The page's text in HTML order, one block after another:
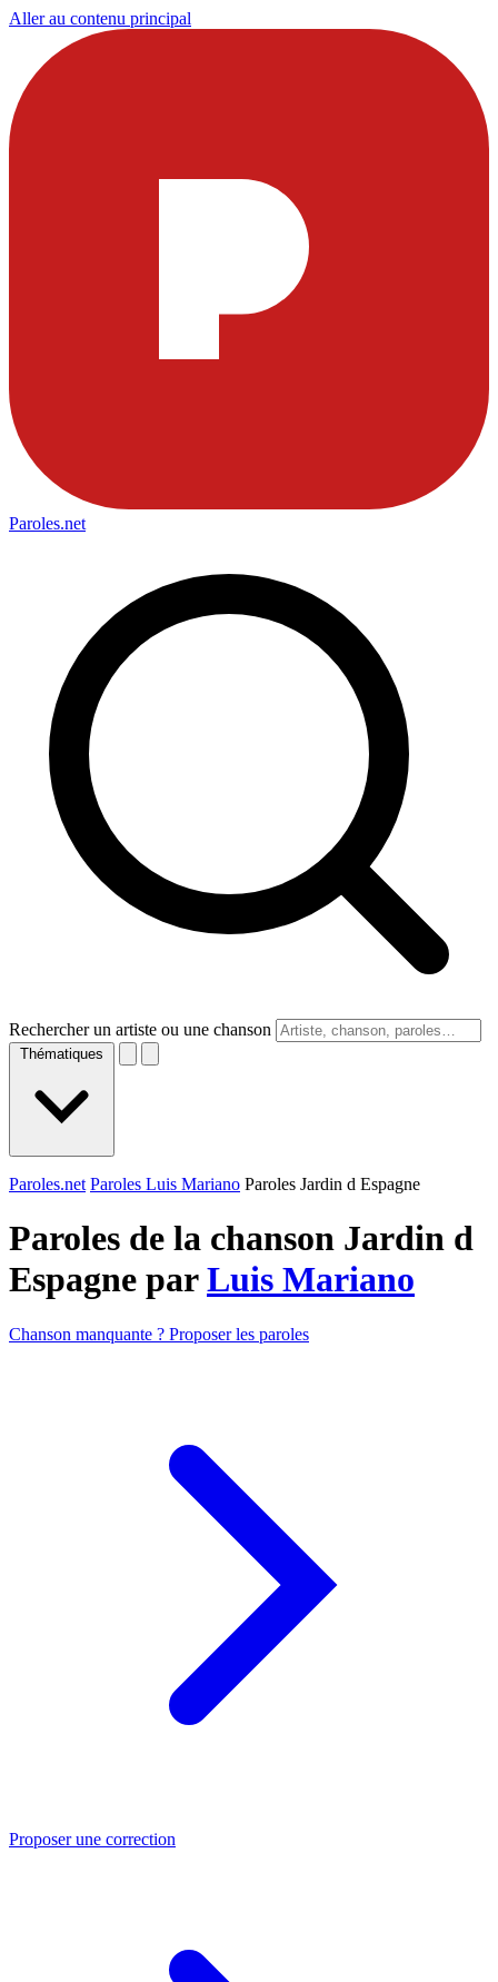
Aller au contenu principal
Paroles.net
Rechercher un artiste ou une chanson
Thématiques
Paroles.net Paroles Luis Mariano Paroles Jardin d Espagne
Paroles de la chanson Jardin d
Espagne parLuis Mariano
Chanson manquante ? Proposer les paroles
Proposer une correction